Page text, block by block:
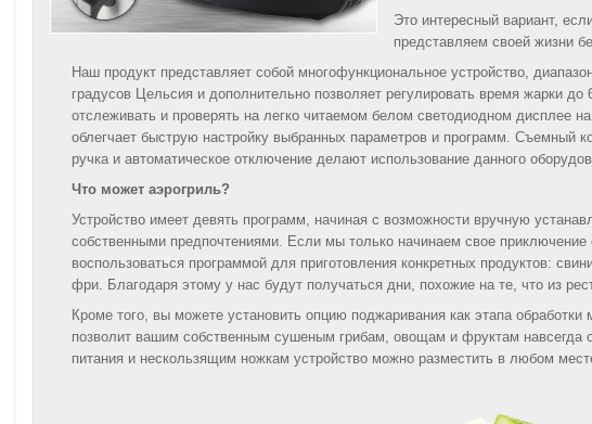
Это интересный вариант,
представляем своей жизни
Наш продукт представляет собой многофункциональное устройство,
градусов Цельсия и дополнительно позволяет регулировать время жарки
отслеживать и проверять на легко читаемом белом светодиодном дисплее
облегчает быструю настройку выбранных параметров и программ. Съемный
ручка и автоматическое отключение делают использование данного
Что может аэрогриль?
Устройство имеет девять программ, начиная с возможности вручную
собственными предпочтениями. Если мы только начинаем свое приключение
воспользоваться программой для приготовления конкретных продуктов:
фри. Благодаря этому у нас будут получаться дни, похожие на те, что из
Кроме того, вы можете установить опцию поджаривания как этапа
позволит вашим собственным сушеным грибам, овощам и фруктам навсегда
питания и нескользящим ножкам устройство можно разместить в любом